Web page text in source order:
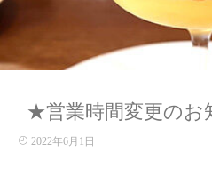
★営業時間変更のお
2022年6月1日